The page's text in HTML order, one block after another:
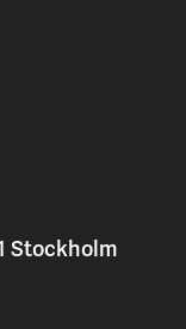
Stockholm